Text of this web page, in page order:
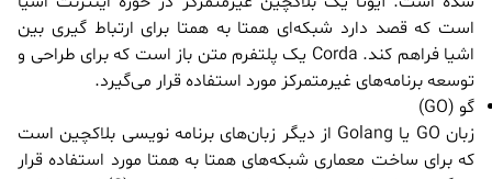
است که قصد دارد شبکه‌ای همتا به همتا برای ارتباط گیری بین
اشیا فراهم کند. Corda یک پلتفرم متن باز است که برای طراحی و
توسعه برنامه‌های غیرمتمرکز مورد استفاده قرار می‌گیرد.
گو (GO)
زبان GO یا Golang از دیگر زبان‌های برنامه نویسی بلاکچین است
که برای ساخت معماری شبکه‌های همتا به همتا مورد استفاده قرار